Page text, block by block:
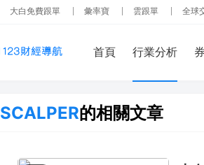
大白免費跟單 彙率寶 雲跟單 全球
首頁 行業分析
SCALPER的相關文章